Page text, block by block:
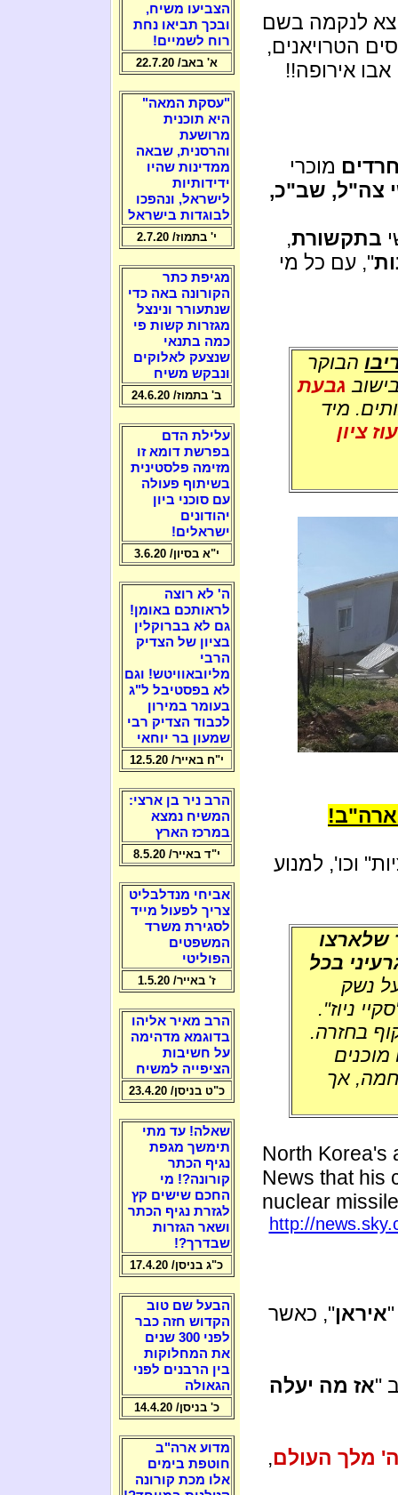
לנקמה בשם
הטרויאנים,
אירופה!!
מוכרי
צה"ל, שב"כ,
בתקשורת,
", עם כל מי
הבוקר
גבעת
מיד
עוז ציון
ארה"ב!
וכו', למנוע
שלארצו
בכל
נשק
ניוז".
בחזרה.
מוכנים
אך
North Korea's
News that his
nuclear
http://
איראן", כאשר
"אז מה יעלה
מלך העולם,
הצביעו משיח,
ובכך תביאו נחת
רוח לשמיים!
א' באב/ 22.7.20
"עסקת המאה"
היא תוכנית
מרושעת
והרסנית, שבאה
ממדינות שהיו
ידידותיות
לישראל, ונהפכו
לבוגדות בישראל
י' בתמוז/ 2.7.20
מגיפת כתר
הקורונה באה כדי
שנתעורר ונינצל
מגזרות קשות פי
כמה בתנאי
שנצעק לאלוקים
ונבקש משיח
ב' בתמוז/ 24.6.20
עלילת הדם
בפרשת דומא זו
מזימה פלסטינית
בשיתוף פעולה
עם סוכני ביון
יהודונים
ישראלים!
י"א בסיון/ 3.6.20
ה' לא רוצה
לראותכם באומן!
גם לא בברוקלין
בציון של הצדיק
הרבי
מליובאוויטש! וגם
לא בפסטיבל ל"ג
בעומר במירון
לכבוד הצדיק רבי
שמעון בר יוחאי
י"ח באייר/ 12.5.20
הרב ניר בן ארצי:
המשיח נמצא
במרכז הארץ
י"ד באייר/ 8.5.20
אביחי מנדלבליט
צריך לפעול מייד
לסגירת משרד
המשפטים
הפוליטי
ז' באייר/ 1.5.20
הרב מאיר אליהו
בדוגמא מדהימה
על חשיבות
הציפייה למשיח
כ"ט בניסן/ 23.4.20
שאלה! עד מתי
תימשך מגפת
נגיף הכתר
קורונה?! מי
החכם שישים קץ
לגזרת נגיף הכתר
ושאר הגזרות
שבדרך?!
כ"ג בניסן/ 17.4.20
הבעל שם טוב
הקדוש חזה כבר
לפני 300 שנים
את המחלוקות
בין הרבנים לפני
הגאולה
כ' בניסן/ 14.4.20
מדוע ארה"ב
חוטפת בימים
אלו מכת קורונה